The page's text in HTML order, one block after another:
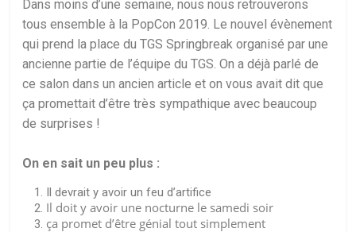
Dans moins d’une semaine, nous nous retrouverons
tous ensemble à la PopCon 2019. Le nouvel évènement
qui prend la place du TGS Springbreak organisé par une
ancienne partie de l’équipe du TGS. On a déjà parlé de
ce salon dans un ancien article et on vous avait dit que
ça promettait d’être très sympathique avec beaucoup
de surprises !
On en sait un peu plus :
Il devrait y avoir un feu d’artifice
Il doit y avoir une nocturne le samedi soir
ça promet d’être génial tout simplement